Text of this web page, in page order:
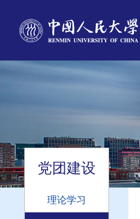
党团建设
理论学习